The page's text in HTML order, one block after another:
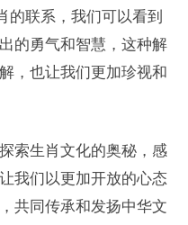
的联系，我们可以看到
的勇气和智慧，这种解
，也让我们更加珍视和
索生肖文化的奥秘，感
我们以更加开放的心态
共同传承和发扬中华文